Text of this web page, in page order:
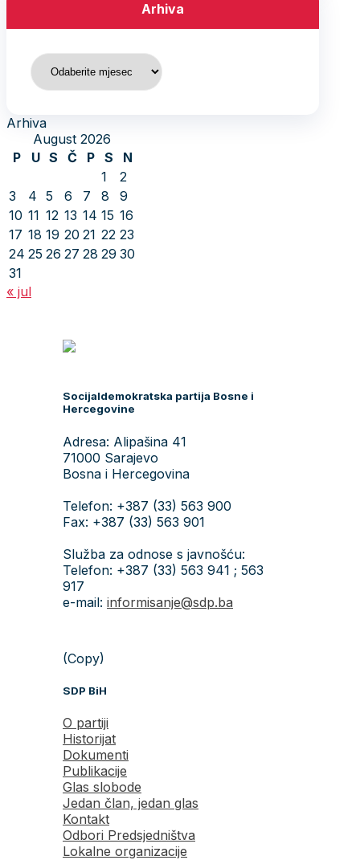
Arhiva
Arhiva
Arhiva
August 2026
P
U S Č P S
N
1
2
3
4 5 6 7 8
9
10 11 12 13 14 15 16
17 18 19 20 21 22 23
24 25 26 27 28 29 30
31
« jul
Socijaldemokratska partija Bosne i
Hercegovine
Adresa: Alipašina 41
71000 Sarajevo
Bosna i Hercegovina
Telefon: +387 (33) 563 900
Fax: +387 (33) 563 901
Služba za odnose s javnošću:
Telefon: +387 (33) 563 941 ; 563
917
e-mail: informisanje@sdp.ba
(Copy)
SDP BiH
O partiji
Historijat
Dokumenti
Publikacije
Glas slobode
Jedan član, jedan glas
Kontakt
Odbori Predsjedništva
Lokalne organizacije